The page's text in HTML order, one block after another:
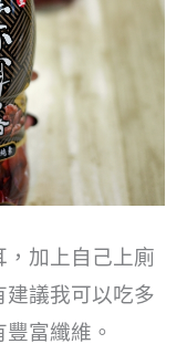
，加上自己上廁
議我可以吃多
富纖維。